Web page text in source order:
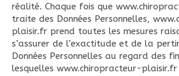
réalité. Chaque fois que
traite des Données Personnelles,
plaisir.fr prend toutes les mesures
s’assurer de l’exactitude et de la
Données Personnelles au regard des
lesquelles www.chiropracteur-